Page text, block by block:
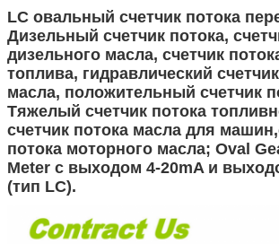
LC овальный счетчик потока
Дизельный счетчик потока,
дизельного масла, счетчик
топлива, гидравлический
масла, положительный счетчик
Тяжелый счетчик потока
счетчик потока масла для
потока моторного масла; Oval
Meter с выходом 4-20mA и
(тип LC).